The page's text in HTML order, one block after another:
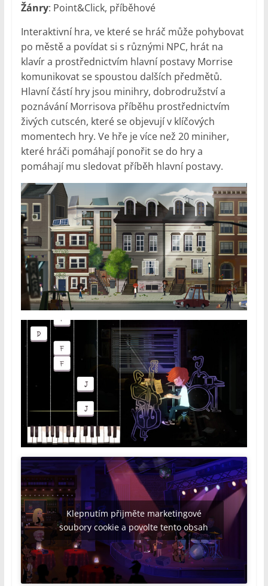
Žánry: Point&Click, příběhové
Interaktivní hra, ve které se hráč může pohybovat
po městě a povídat si s různými NPC, hrát na
klavír a prostřednictvím hlavní postavy Morrise
komunikovat se spoustou dalších předmětů.
Hlavní částí hry jsou minihry, dobrodružství a
poznávání Morrisova příběhu prostřednictvím
živých cutscén, které se objevují v klíčových
momentech hry. Ve hře je více než 20 miniher,
které hráči pomáhají ponořit se do hry a
pomáhají mu sledovat příběh hlavní postavy.
Klepnutím přijměte marketingové
soubory cookie a povolte tento obsah